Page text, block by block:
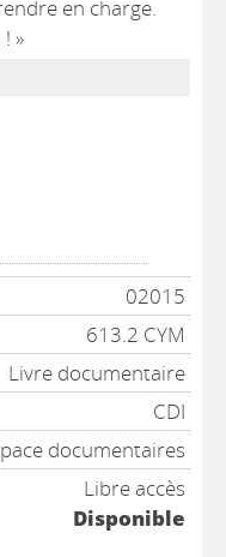
en charge.
»
02015
613.2 CYM
Livre documentaire
CDI
documentaires
Libre accès
Disponible